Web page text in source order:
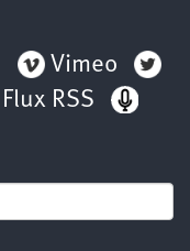
Vimeo
Flux RSS